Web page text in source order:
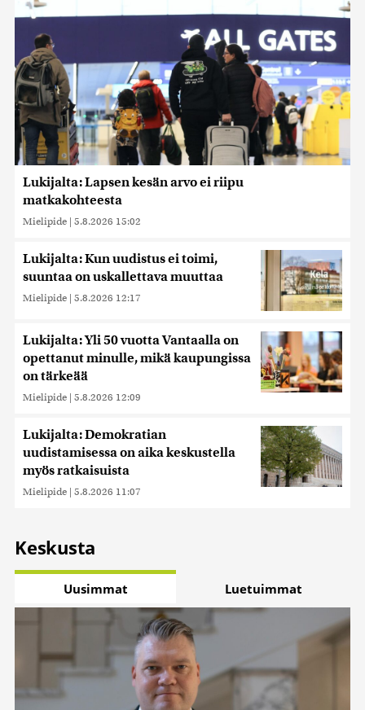
Lukijalta: Lapsen kesän arvo ei riipu
matkakohteesta
Mielipide | 5.8.2026 15:02
Lukijalta: Kun uudistus ei toimi,
suuntaa on uskallettava muuttaa
Mielipide | 5.8.2026 12:17
Lukijalta: Yli 50 vuotta Vantaalla on
opettanut minulle, mikä kaupungissa
on tärkeää
Mielipide | 5.8.2026 12:09
Lukijalta: Demokratian
uudistamisessa on aika keskustella
myös ratkaisuista
Mielipide | 5.8.2026 11:07
Keskusta
Uusimmat Luetuimmat